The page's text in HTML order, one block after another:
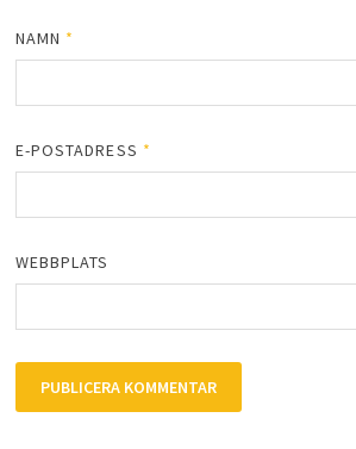
NAMN *
E-POSTADRESS *
WEBBPLATS